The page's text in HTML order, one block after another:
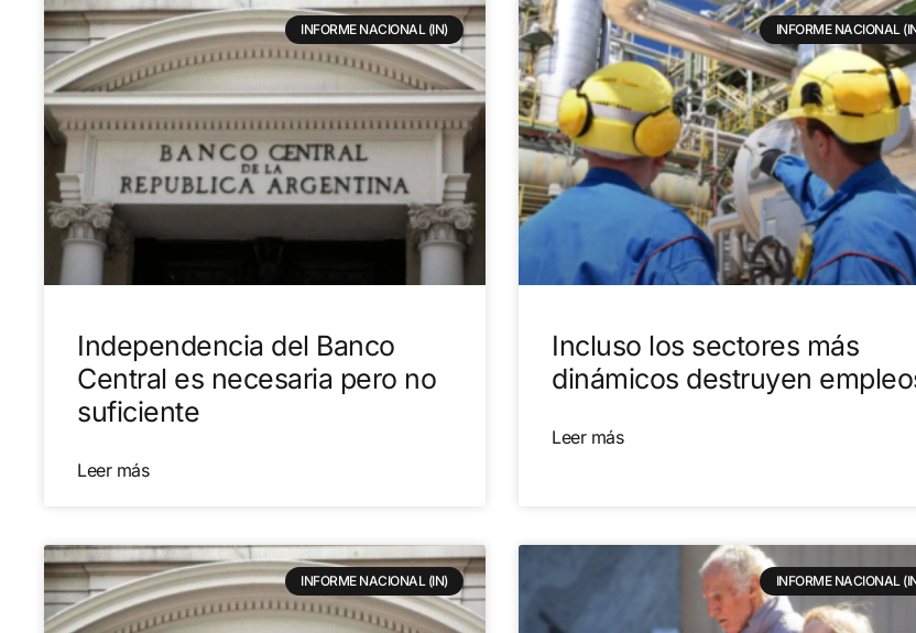
INFORME NACIONAL (IN)
Independencia del Banco
Central es necesaria pero no
suficiente
Leer más
INFORME NACIONAL
Incluso los sectores más
dinámicos destruyen
Leer más
INFORME NACIONAL (IN) INFORME NACIONAL